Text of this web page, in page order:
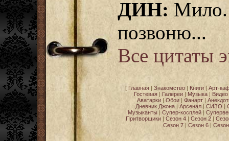
ДИН: Мило.
позвоню...
Все цитаты
[ Главная| Знакомство| Книги| Арт-
Гостевая | Галереи | Музыка | Видео
Аватарки | Обои | Фанарт |
Дневник Джона| Арсенал| СИЗО |
Музыканты | Супер-косплей |
Притворщики | Сезон 4 | Сезон 2 |
Сезон 7| Сезон 6|